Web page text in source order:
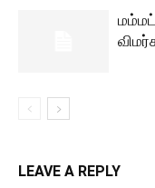
LEAVE A REPLY